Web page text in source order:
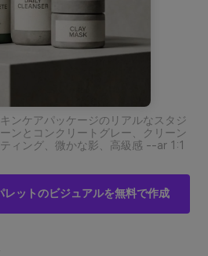
ンケアパッケージのリアルなスタジ
ンとコンクリートグレー、クリーン
ィング、微かな影、高級感 --ar 1:1
ットのビジュアルを無料で作成